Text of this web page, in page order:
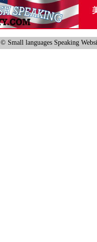
© Small languages Speaking